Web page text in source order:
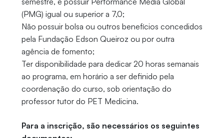
(PMG) igual ou superior a 7,0;
Não possuir bolsa ou outros benefícios concedidos
pela Fundação Edson Queiroz ou por outra
agência de fomento;
Ter disponibilidade para dedicar 20 horas semanais
ao programa, em horário a ser definido pela
coordenação do curso, sob orientação do
professor tutor do PET Medicina.
Para a inscrição, são necessários os seguintes